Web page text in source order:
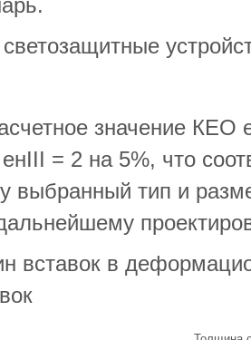
значение КЕО
= 2 на 5%, что
выбранный тип и
вставок в